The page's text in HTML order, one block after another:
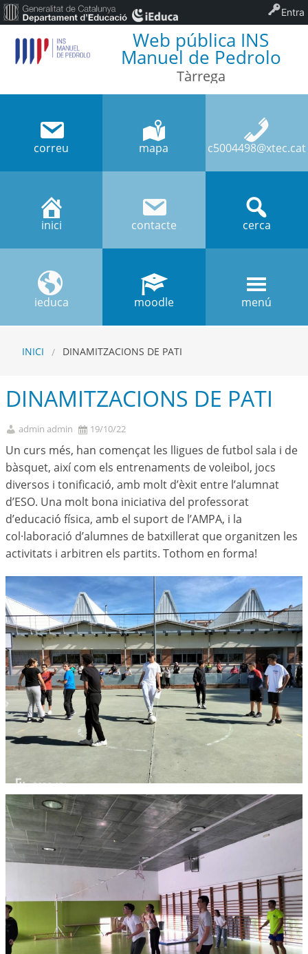
Web pública INS
Manuel de Pedrolo
Tàrrega
correu mapa c5004498@xtec.cat
inici contacte cerca
ieduca moodle menú
INICI DINAMITZACIONS DE PATI
DINAMITZACIONS DE PATI
admin admin 19/10/22
Un curs més, han començat les lligues de futbol sala i de
bàsquet, així com els entrenaments de voleibol, jocs
diversos i tonificació, amb molt d’èxit entre l’alumnat
d’ESO. Una molt bona iniciativa del professorat
d’educació física, amb el suport de l’AMPA, i la
col·laboració d’alumnes de batxillerat que organitzen les
activitats i arbitren els partits. Tothom en forma!
Entra